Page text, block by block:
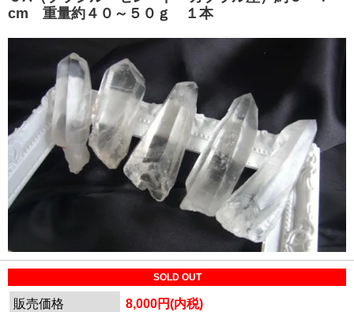
cm 重量約４０～５０ｇ １本
SOLD OUT
販売価格 8,000円(内税)